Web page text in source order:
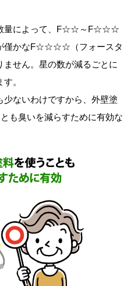
量によって、F☆☆～F☆☆☆
僅かなF☆☆☆☆（フォースタ
せん。星の数が減るごとに
。
ないわけですから、外壁塗
臭いを減らすために有効な